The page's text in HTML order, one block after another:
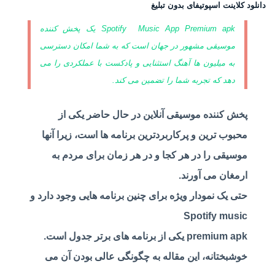
دانلود کلاینت اسپوتیفای بدون تبلیغ
Spotify Music App
Premium apk یک پخش کننده
موسیقی مشهور در جهان است که به شما امکان دسترسی
به میلیون ها آهنگ استثنایی و پادکست با عملکردی را می
دهد که تجربه شما را تضمین می کند.
پخش کننده موسیقی آنلاین در حال حاضر یکی از
محبوب ترین و پرکاربردترین برنامه ها است، زیرا آنها
موسیقی را در هر کجا و در هر زمان برای مردم به
ارمغان می آورند.
حتی یک نمودار ویژه برای چنین برنامه هایی وجود دارد و
Spotify music
premium apk یکی از برنامه های برتر جدول است.
خوشبختانه، این مقاله به چگونگی عالی بودن آن می